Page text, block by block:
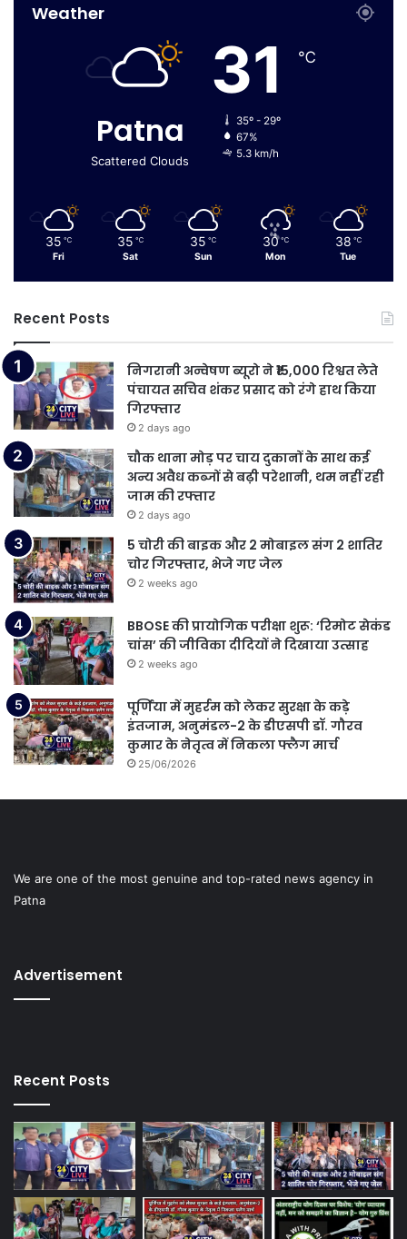
Weather
Patna
Scattered Clouds
31 ℃
35º - 29º
67%
5.3 km/h
35 ℃
Fri
35 ℃
Sat
35 ℃
Sun
30 ℃
Mon
38 ℃
Tue
Recent Posts
निगरानी अन्वेषण ब्यूरो ने ₹15,000 रिश्वत लेते
पंचायत सचिव शंकर प्रसाद को रंगे हाथ किया
गिरफ्तार
2 days ago
चौक थाना मोड़ पर चाय दुकानों के साथ कई
अन्य अवैध कब्जों से बढ़ी परेशानी, थम नहीं रही
जाम की रफ्तार
2 days ago
5 चोरी की बाइक और 2 मोबाइल संग 2 शातिर
चोर गिरफ्तार, भेजे गए जेल
2 weeks ago
BBOSE की प्रायोगिक परीक्षा शुरू: ‘रिमोट सेकंड
चांस’ की जीविका दीदियों ने दिखाया उत्साह
2 weeks ago
पूर्णिया में मुहर्रम को लेकर सुरक्षा के कड़े
इंतजाम, अनुमंडल-2 के डीएसपी डॉ. गौरव
कुमार के नेतृत्व में निकला फ्लैग मार्च
25/06/2026
We are one of the most genuine and top-rated news agency in
Patna
Advertisement
Recent Posts